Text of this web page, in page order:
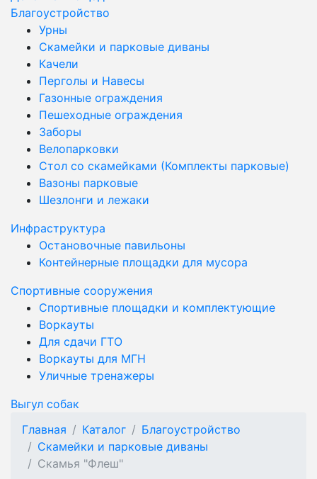
Благоустройство
Урны
Скамейки и парковые диваны
Качели
Перголы и Навесы
Газонные ограждения
Пешеходные ограждения
Заборы
Велопарковки
Стол со скамейками (Комплекты парковые)
Вазоны парковые
Шезлонги и лежаки
Инфраструктура
Остановочные павильоны
Контейнерные площадки для мусора
Спортивные сооружения
Спортивные площадки и комплектующие
Воркауты
Для сдачи ГТО
Воркауты для МГН
Уличные тренажеры
Выгул собак
Главная
Каталог
Благоустройство
Скамейки и парковые диваны
Скамья "Флеш"